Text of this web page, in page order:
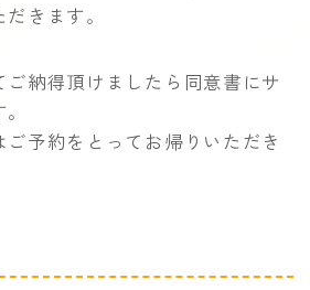
きます。
納得頂けましたら同意書にサ
予約をとってお帰りいただき